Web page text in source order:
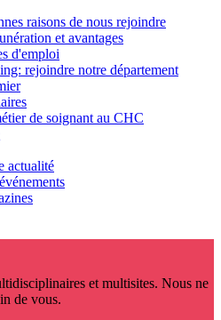
raisons de nous rejoindre
et avantages
d'emploi
rejoindre notre département
de soignant au CHC
actualité
et multisites. Nous ne
de vous.